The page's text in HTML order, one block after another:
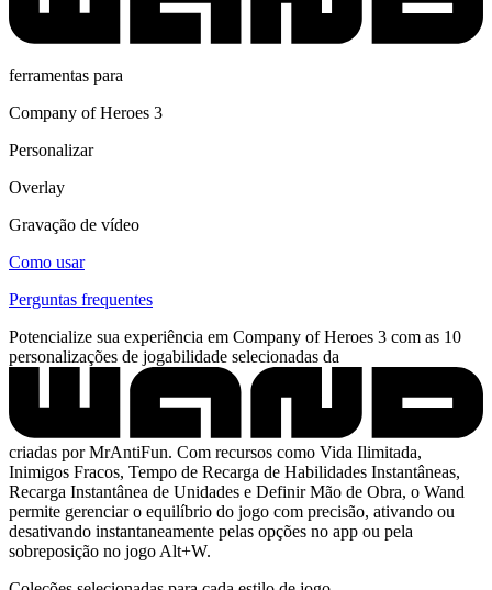
ferramentas para
Company of Heroes 3
Personalizar
Overlay
Gravação de vídeo
Como usar
Perguntas frequentes
Potencialize sua experiência em Company of Heroes 3 com as 10
personalizações de jogabilidade selecionadas da
criadas por MrAntiFun. Com recursos como Vida Ilimitada,
Inimigos Fracos, Tempo de Recarga de Habilidades Instantâneas,
Recarga Instantânea de Unidades e Definir Mão de Obra, o Wand
permite gerenciar o equilíbrio do jogo com precisão, ativando ou
desativando instantaneamente pelas opções no app ou pela
sobreposição no jogo Alt+W.